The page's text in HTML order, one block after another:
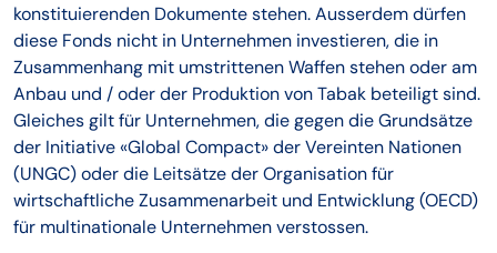
konstituierenden Dokumente stehen. Ausserdem dürfen
diese Fonds nicht in Unternehmen investieren, die in
Zusammenhang mit umstrittenen Waffen stehen oder am
Anbau und / oder der Produktion von Tabak beteiligt sind.
Gleiches gilt für Unternehmen, die gegen die Grundsätze
der Initiative «Global Compact» der Vereinten Nationen
(UNGC) oder die Leitsätze der Organisation für
wirtschaftliche Zusammenarbeit und Entwicklung (OECD)
für multinationale Unternehmen verstossen.